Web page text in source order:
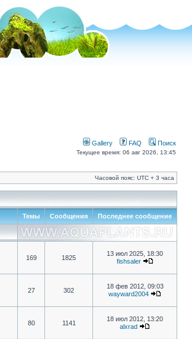
Gallery FAQ Поиск
Текущее время: 06 авг 2026, 13:45
Часовой пояс: UTC + 3 часа
Темы Сообщения Последнее сообщение
169 1825
13 июл 2025, 18:30
fishsaler
27 302
18 фев 2012, 09:03
wayward2004
80 1141
18 июл 2012, 13:20
alxrad